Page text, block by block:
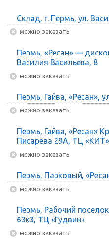
Склад, г. Пермь, ул.
Можно заказать
Пермь, «Ресан» —
Василия Васильева, 8
Можно заказать
Пермь, Гайва, «Ресан»,
Можно заказать
Пермь, Гайва, «Ресан»
Писарева 29А, ТЦ «КИТ»
Можно заказать
Пермь, Парковый,
Можно заказать
Пермь, Рабочий
63к3, ТЦ «Гудвин»
Можно заказать